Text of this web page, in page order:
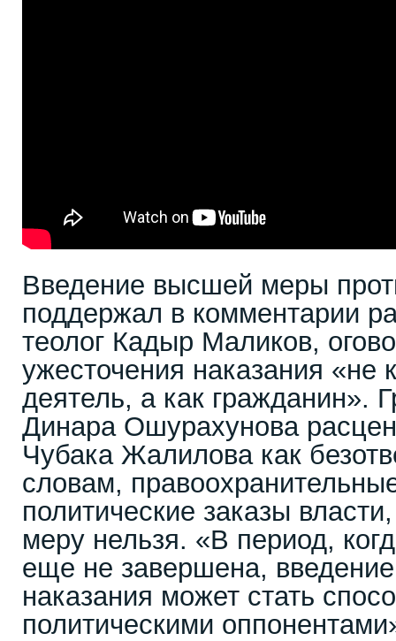
Введение высшей меры
поддержал в комментарии
теолог Кадыр Маликов,
ужесточения наказания «не
деятель, а как гражданин».
Динара Ошурахунова
Чубака Жалилова как
словам,
политические заказы
меру нельзя. «В период,
еще не завершена,
наказания может стать
политическими